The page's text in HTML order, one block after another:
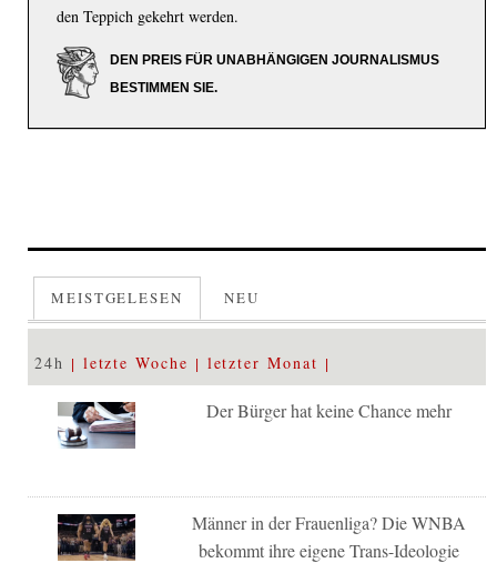
den Teppich gekehrt werden.
DEN PREIS FÜR UNABHÄNGIGEN JOURNALISMUS
BESTIMMEN SIE.
MEISTGELESEN NEU
24h letzte Woche letzter Monat
Der Bürger hat keine Chance mehr
Männer in der Frauenliga? Die WNBA
bekommt ihre eigene Trans-Ideologie